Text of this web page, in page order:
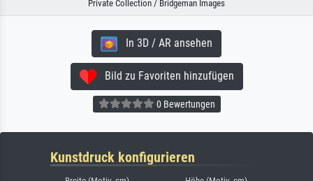
Private Collection / Bridgeman Images
In 3D / AR ansehen
Bild zu Favoriten hinzufügen
0 Bewertungen
Kunstdruck konfigurieren